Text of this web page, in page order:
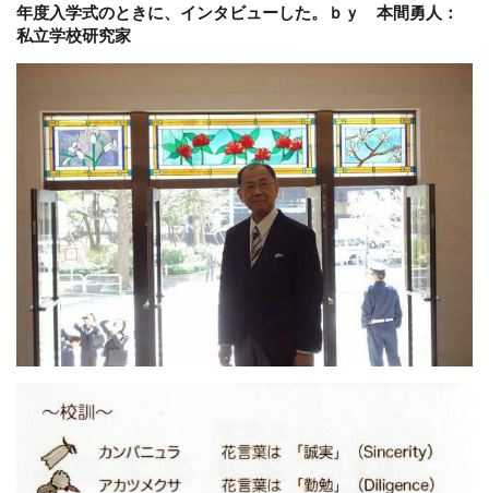
年度入学式のときに、インタビューした。ｂｙ 本間勇人：
私立学校研究家